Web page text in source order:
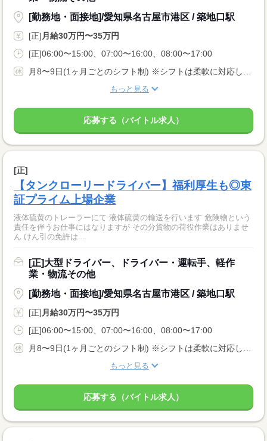
[勤務地・面接地]/愛知県名古屋市港区 / 築地口駅
[正] 月給30万円〜35万円
[正]06:00〜15:00、07:00〜16:00、08:00〜17:00
もっと見る
応募する（バイトル求人）
[正]
【タンクローリードライバー】福利厚生も◎東
証プライム上場企業
液体硫黄のトレーラーにて 液体硫黄の輸送を行います 危険物という
責任を伴うお仕事にはなりますが その分貨物の荷役作業はありませ
ん けん引の免許は...
[正]大型ドライバー、ドライバー・運転手、軽作
業・物流その他
[勤務地・面接地]/愛知県名古屋市港区 / 築地口駅
[正] 月給30万円〜35万円
[正]06:00〜15:00、07:00〜16:00、08:00〜17:00
もっと見る
応募する（バイトル求人）